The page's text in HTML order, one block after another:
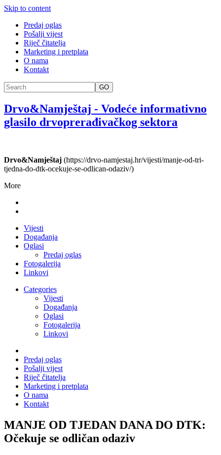
Skip to content
Predaj oglas
Pošalji vijest
Riječ čitatelja
Marketing i pretplata
O nama
Kontakt
GO
Drvo&Namještaj - Vodeće informativno
glasilo drvoprerađivačkog sektora
Drvo&Namještaj (https://drvo-namjestaj.hr/vijesti/manje-od-tri-
tjedna-do-dtk-ocekuje-se-odlican-odaziv/)
More
Vijesti
Događanja
Oglasi
Predaj oglas
Fotogalerija
Linkovi
Categories
Vijesti
Događanja
Oglasi
Fotogalerija
Linkovi
Predaj oglas
Pošalji vijest
Riječ čitatelja
Marketing i pretplata
O nama
Kontakt
MANJE OD TJEDAN DANA DO DTK:
Očekuje se odličan odaziv